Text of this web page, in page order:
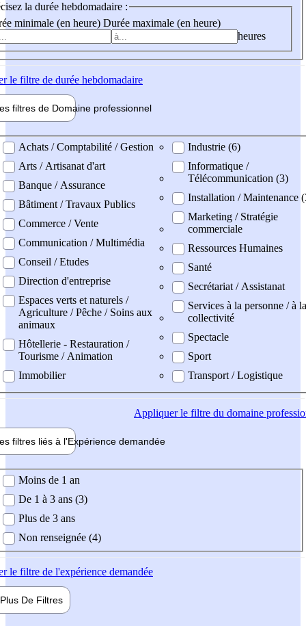
la durée hebdomadaire :
minimale (en heure) Durée maximale (en heure)
heures
le filtre de durée hebdomadaire
filtres de Domaine professionnel
professionel
Achats / Comptabilité / Gestion
Arts / Artisanat d'art
Banque / Assurance
Bâtiment / Travaux Publics
Commerce / Vente
Communication / Multimédia
Conseil / Etudes
Direction d'entreprise
Espaces verts et naturels /
Agriculture / Pêche / Soins aux
animaux
Hôtellerie - Restauration /
Tourisme / Animation
Immobilier
Industrie (6)
Informatique /
Télécommunication (3)
Installation / Maintenance
Marketing / Stratégie
commerciale
Ressources Humaines
Santé
Secrétariat / Assistanat
Services à la personne / à la
collectivité
Spectacle
Sport
Transport / Logistique
Appliquerle filtre du domaine
filtres liés à l'Expérience demandée
demandée
Moins de 1 an
De 1 à 3 ans (3)
Plus de 3 ans
Non renseignée (4)
le filtre de l'expérience demandée
Plus De Filtres